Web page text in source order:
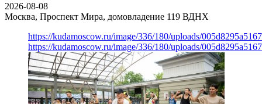
2026-08-08
Москва, Проспект Мира, домовладение 119 ВДНХ
https://kudamoscow.ru/image/336/180/uploads/
https://kudamoscow.ru/image/336/180/uploads/